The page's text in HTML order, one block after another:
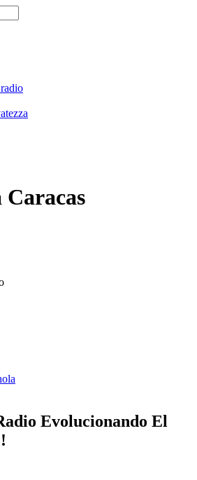
Caracas
Evolucionando El